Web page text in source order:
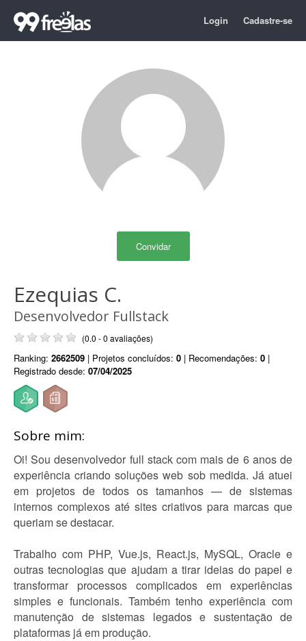
Login Cadastre-se
Convidar
Ezequias C.
Desenvolvedor Fullstack
(0.0 - 0 avaliações)
Ranking: 2662509 | Projetos concluídos: 0 | Recomendações: 0 |
Registrado desde: 07/04/2025
Sobre mim:
Oi! Sou desenvolvedor full stack com mais de 6 anos de
experiência criando soluções web sob medida. Já atuei
em projetos de todos os tamanhos — de sistemas
internos complexos até sites criativos para marcas que
queriam se destacar.
Trabalho com PHP, Vue.js, React.js, MySQL, Oracle e
outras tecnologias que ajudam a tirar ideias do papel e
transformar processos complicados em experiências
simples e funcionais. Também tenho experiência com
manutenção de sistemas legados e sustentação de
plataformas já em produção.